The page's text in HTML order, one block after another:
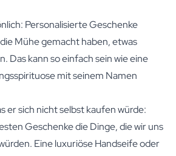
Personalisierte Geschenke
Mühe gemacht haben, etwas
Das kann so einfach sein wie eine
mit seinem Namen
er sich nicht selbst kaufen würde:
Geschenke die Dinge, die wir uns
Eineluxuriöse Handseifeoder